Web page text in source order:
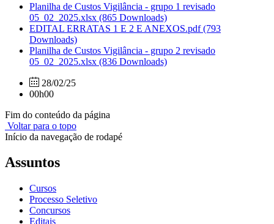
Planilha de Custos Vigilância - grupo 1 revisado
05_02_2025.xlsx (865 Downloads)
EDITAL ERRATAS 1 E 2 E ANEXOS.pdf(793
Downloads)
Planilha de Custos Vigilância - grupo 2 revisado
05_02_2025.xlsx (836 Downloads)
28/02/25
00h00
Fim do conteúdo da página
Voltar para o topo
Início da navegação de rodapé
Assuntos
Cursos
Processo Seletivo
Concursos
Editais